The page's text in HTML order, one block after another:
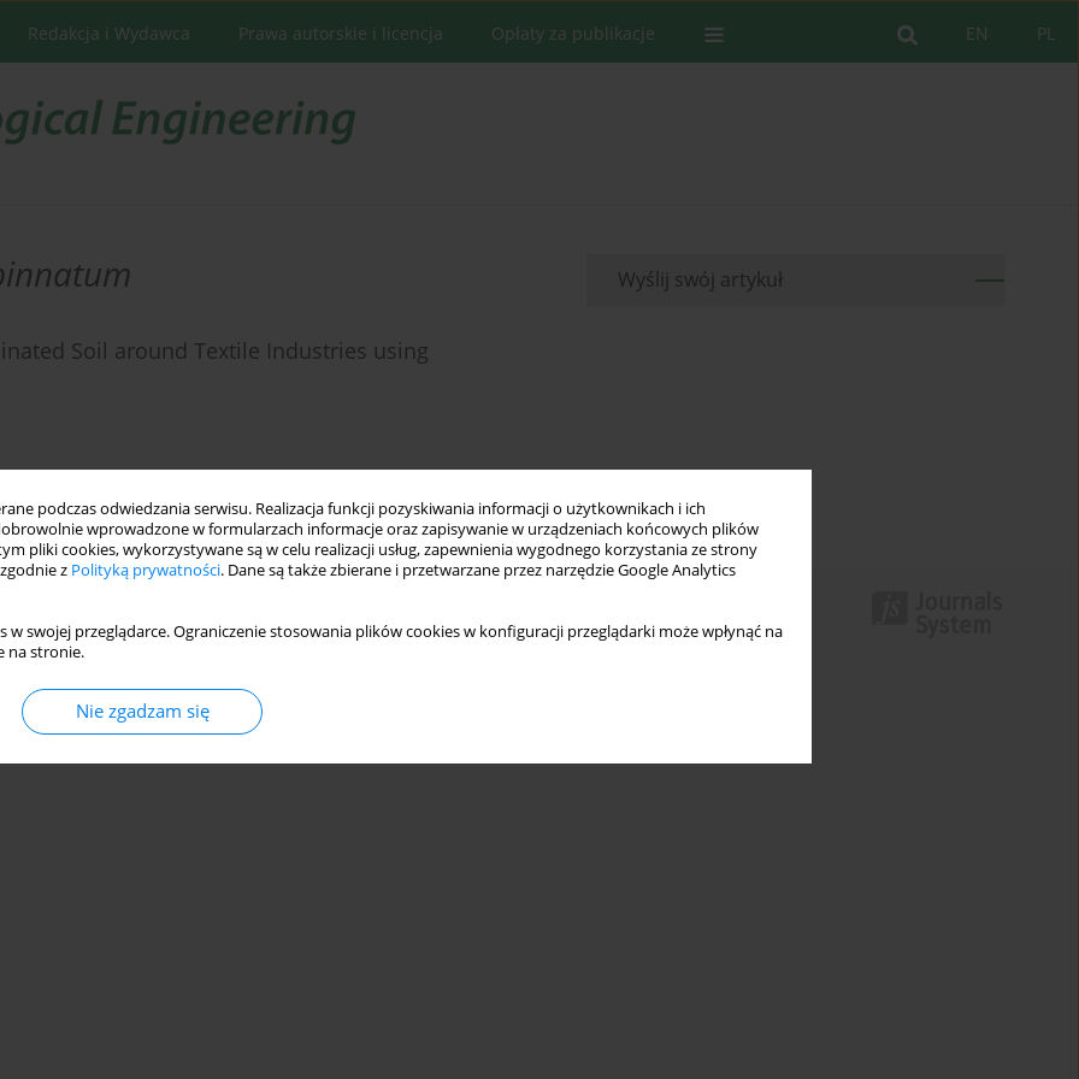
podczas odwiedzania serwisu. Realizacja funkcji pozyskiwania informacji o użytkownikach i ich
wprowadzone w formularzach informacje oraz zapisywanie w urządzeniach końcowych plików
pliki cookies, wykorzystywane są w celu realizacji usług, zapewnienia wygodnego korzystania ze strony
z Polityką prywatności. Dane są także zbierane i przetwarzane przez narzędzie Google Analytics
w swojej przeglądarce. Ograniczenie stosowania plików cookies w konfiguracji przeglądarki może wpłynąć na
na stronie.
Nie zgadzam się
PL
EN
Redakcja i Wydawca Prawa autorskie i licencja Opłaty za publikacje
Soil around Textile Industries using
Statystyki
Wyślij swój artykuł
© 2006-2026 Journal hosting platform by